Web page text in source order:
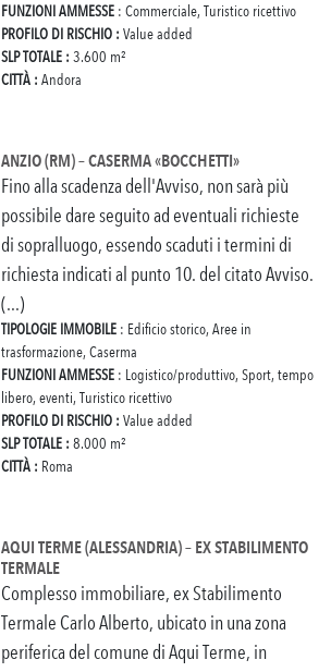
FUNZIONI AMMESSE : Commerciale, Turistico ricettivo
PROFILO DI RISCHIO : Value added
SLP TOTALE : 3.600 m²
CITTÀ : Andora
ANZIO (RM) – CASERMA «BOCCHETTI»
Fino alla scadenza dell'Avviso, non sarà più
possibile dare seguito ad eventuali richieste
di sopralluogo, essendo scaduti i termini di
richiesta indicati al punto 10. del citato Avviso.
(...)
TIPOLOGIE IMMOBILE : Edificio storico, Aree in
trasformazione, Caserma
FUNZIONI AMMESSE : Logistico/produttivo, Sport, tempo
libero, eventi, Turistico ricettivo
PROFILO DI RISCHIO : Value added
SLP TOTALE : 8.000 m²
CITTÀ : Roma
AQUI TERME (ALESSANDRIA) – EX STABILIMENTO
TERMALE
Complesso immobiliare, ex Stabilimento
Termale Carlo Alberto, ubicato in una zona
periferica del comune di Aqui Terme, in